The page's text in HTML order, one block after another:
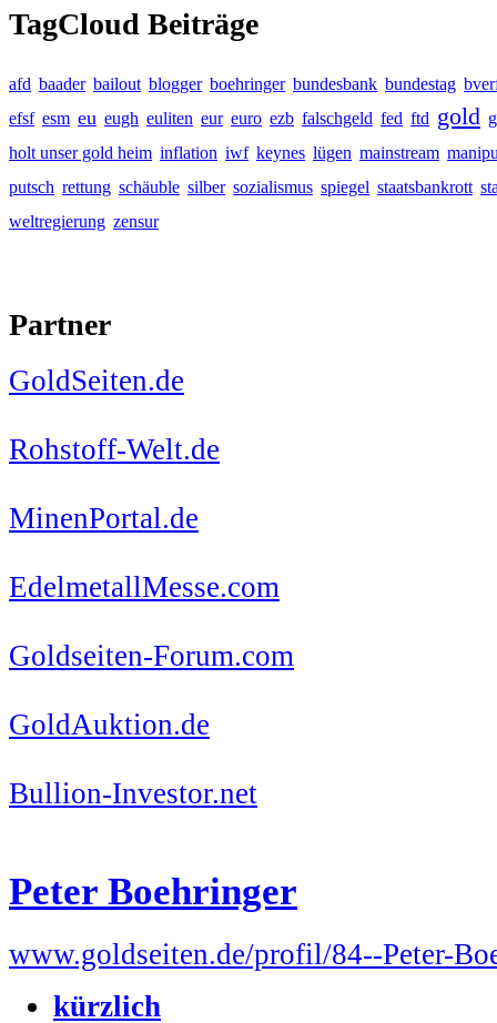
TagCloud Beiträge
afd baader bailout blogger boehringer bundesbank bundestag
efsf esm eu eugh euliten eur euro ezb falschgeld fed ftd gold
holt unser gold heim inflation iwf keynes lügen mainstream
putsch rettung schäuble silber sozialismus spiegel staatsbankrott
weltregierung zensur
Partner
GoldSeiten.de
Rohstoff-Welt.de
MinenPortal.de
EdelmetallMesse.com
Goldseiten-Forum.com
GoldAuktion.de
Bullion-Investor.net
Peter Boehringer
www.goldseiten.de/profil/84--Peter-
kürzlich